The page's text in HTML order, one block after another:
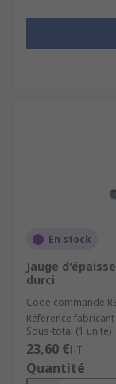
En stock
Jauge
durci
Code commande
Référence fabricant
Sous-total (1 unité)
23,60 €HT
Quantité